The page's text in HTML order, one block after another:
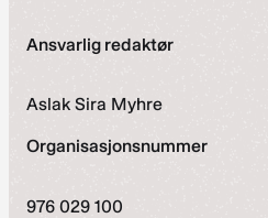
Ansvarlig redaktør
Aslak Sira Myhre
Organisasjonsnummer
976 029 100